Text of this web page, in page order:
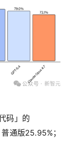
码」的
通版25.95%；